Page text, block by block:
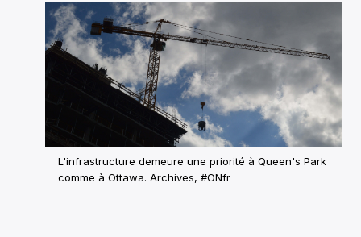
L'infrastructure demeure une priorité à Queen's Park
comme à Ottawa. Archives, #ONfr